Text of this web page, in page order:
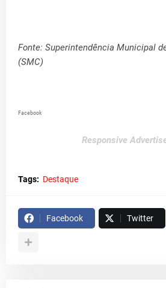
Fonte: Superintendência Municipal
(SMC)
Facebook
Responsive
Tags: Destaque
Facebook Twitter